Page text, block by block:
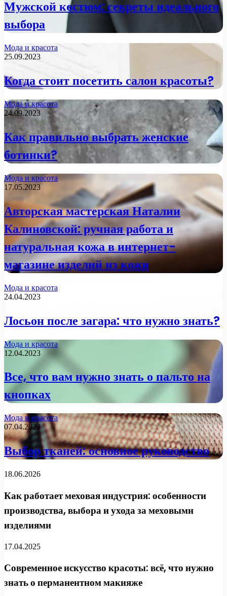
Мужской костюм: секреты идеального
выбора
Мода и красота
25.09.2023
Когда стоит посетить салон красоты?
Мода и красота
24.09.2023
Как правильно выбрать женские
ботинки?
Мода и красота
17.05.2023
Авторская мастерская Наталии
Калиновской: ручная работа и
натуральная кожа в интернет-
магазине изделий из кожи
Мода и красота
24.04.2023
Лосьон после загара: что нужно знать?
Мода и красота
12.04.2023
Все, что вам нужно знать о пальто на
кнопках
Мода и красота
07.04.2023
Выбор тканей: основное руководство
18.06.2026
Как работает меховая индустрия: особенности
производства, выбора и ухода за меховыми
изделиями
17.04.2025
Современное искусство красоты: всё, что нужно
знать о перманентном макияже